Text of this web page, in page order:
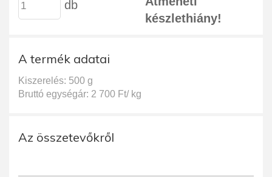
db
készlethiány!
A termék adatai
Kiszerelés: 500 g
Bruttó egységár: 2 700 Ft/ kg
Az összetevőkről